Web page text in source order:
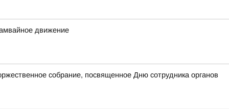
движение
собрание, посвященное Дню сотрудника органов